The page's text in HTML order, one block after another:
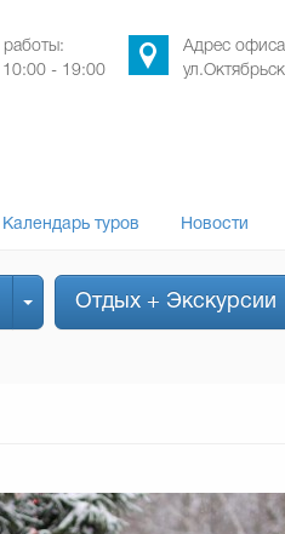
работы:
10:00 - 19:00
Адрес
Календарь туров Новости
Отдых + Экскурсии